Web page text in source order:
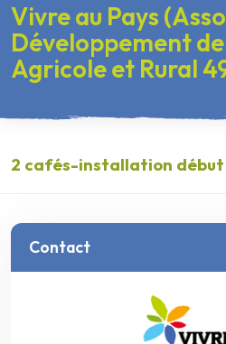
Vivre au Pays
Développement
Agricole et Rural
2 cafés-installation début
Contact